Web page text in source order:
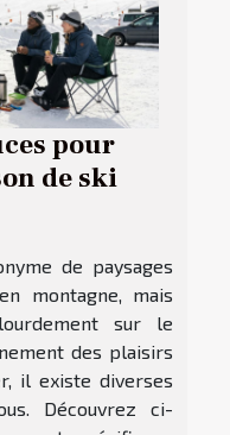
pour
de ski
de paysages
montagne, mais
sur le
des plaisirs
il existe diverses
Découvrez ci-